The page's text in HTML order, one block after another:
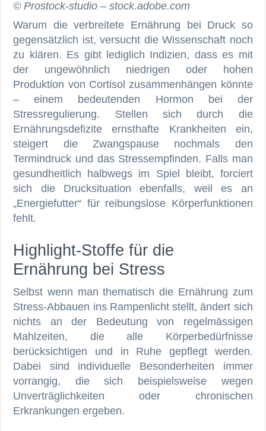
© Prostock-studio – stock.adobe.com
Warum die verbreitete Ernährung bei Druck so
gegensätzlich ist, versucht die Wissenschaft noch
zu klären. Es gibt lediglich Indizien, dass es mit
der ungewöhnlich niedrigen oder hohen
Produktion von Cortisol zusammenhängen könnte
– einem bedeutenden Hormon bei der
Stressregulierung. Stellen sich durch die
Ernährungsdefizite ernsthafte Krankheiten ein,
steigert die Zwangspause nochmals den
Termindruck und das Stressempfinden. Falls man
gesundheitlich halbwegs im Spiel bleibt, forciert
sich die Drucksituation ebenfalls, weil es an
„Energiefutter“ für reibungslose Körperfunktionen
fehlt.
Highlight-Stoffe für die
Ernährung bei Stress
Selbst wenn man thematisch die Ernährung zum
Stress-Abbauen ins Rampenlicht stellt, ändert sich
nichts an der Bedeutung von regelmässigen
Mahlzeiten, die alle Körperbedürfnisse
berücksichtigen und in Ruhe gepflegt werden.
Dabei sind individuelle Besonderheiten immer
vorrangig, die sich beispielsweise wegen
Unverträglichkeiten oder chronischen
Erkrankungen ergeben.